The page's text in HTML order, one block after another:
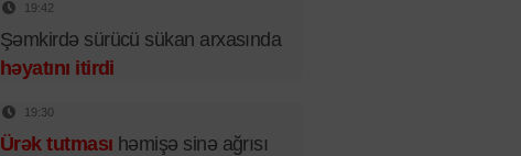
19:42
Şəmkirdə sürücü sükan arxasında
həyatını itirdi
19:30
Ürək tutması həmişə sinə ağrısı